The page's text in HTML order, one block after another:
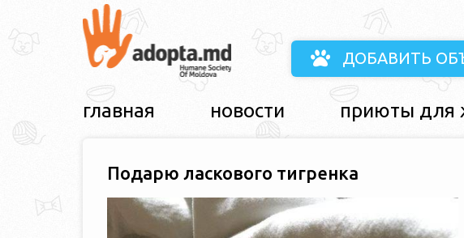
ДОБАВИТЬ
главная новости приюты для
Подарю ласкового тигренка